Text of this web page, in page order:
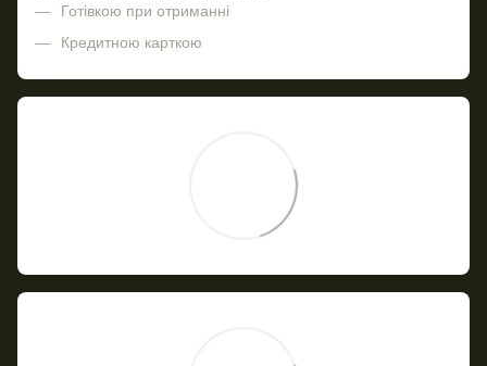
Готівкою при отриманні
Кредитною карткою